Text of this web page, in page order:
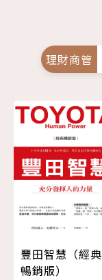
理財商管
豐田智慧（經典
暢銷版）